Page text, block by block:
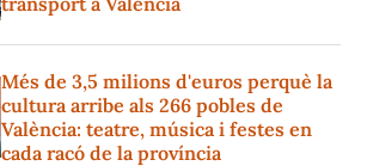
Més de 3,5 milions d'euros perquè la
cultura arribe als 266 pobles de
València: teatre, música i festes en
cada racó de la província